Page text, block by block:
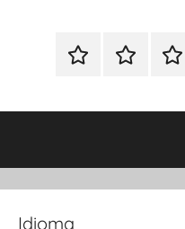
Inicio Blog
Foro
Idioma